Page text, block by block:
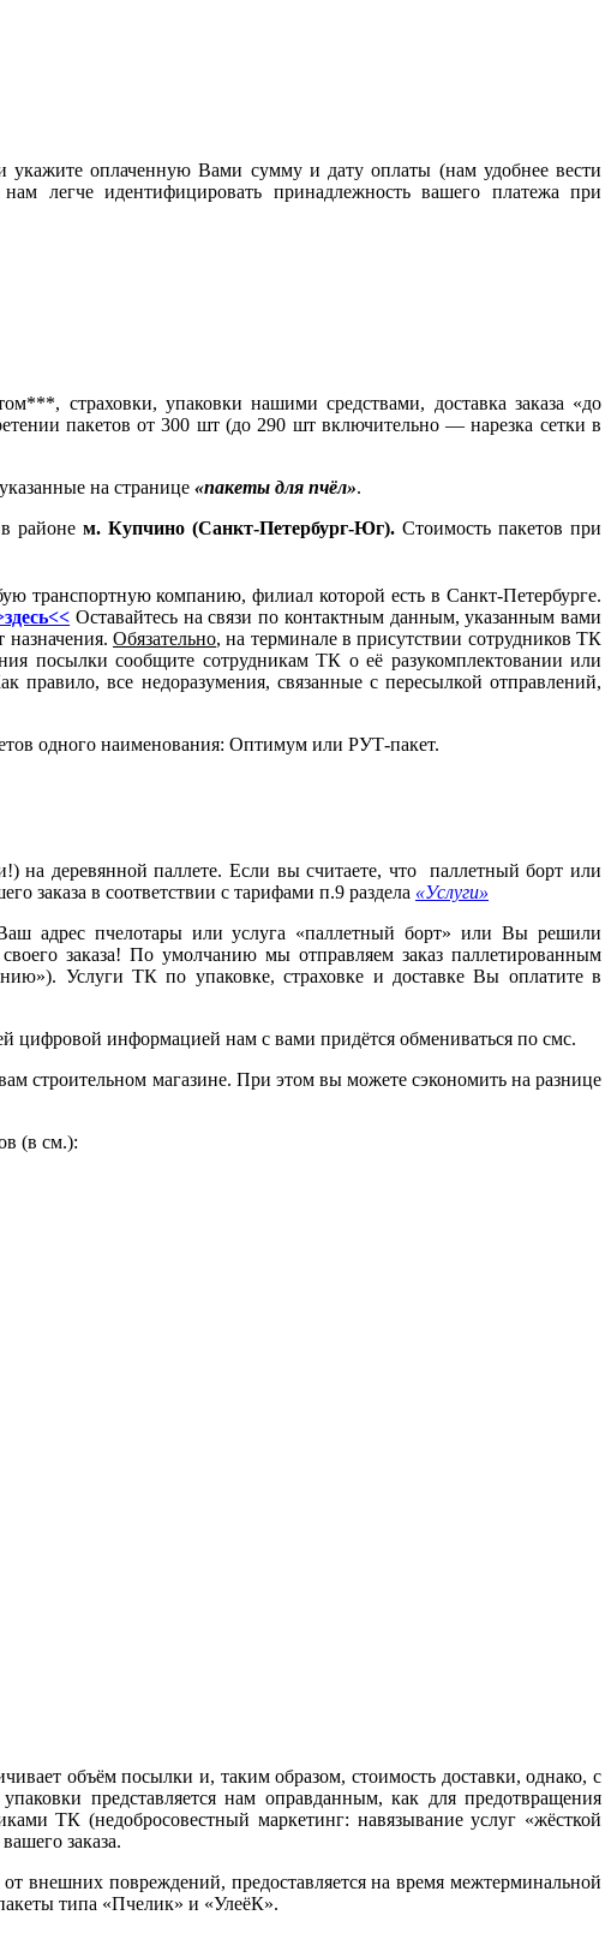
укажите оплаченную Вами сумму и дату оплаты (нам удобнее вести
легче идентифицировать принадлежность вашего платежа при
страховки, упаковки нашими средствами, доставка заказа «до
пакетов от 300 шт (до 290 шт включительно — нарезка сетки в
на странице «пакеты для пчёл».
районе м. Купчино (Санкт-Петербург-Юг). Стоимость пакетов при
транспортную компанию, филиал которой есть в Санкт-Петербурге.
Оставайтесь на связи по контактным данным, указанным вами
назначения. Обязательно, на терминале в присутствии сотрудников ТК
посылки сообщите сотрудникам ТК о её разукомплектовании или
правило, все недоразумения, связанные с пересылкой отправлений,
одного наименования: Оптимум или РУТ-пакет.
на деревянной паллете. Если вы считаете, что паллетный борт или
заказа в соответствии с тарифами п.9 раздела «Услуги»
адрес пчелотары или услуга «паллетный борт» или Вы решили
заказа! По умолчанию мы отправляем заказ паллетированным
Услуги ТК по упаковке, страховке и доставке Вы оплатите в
цифровой информацией нам с вами придётся обмениваться по смс.
строительном магазине. При этом вы можете сэкономить на разнице
(в см.):
объём посылки и, таким образом, стоимость доставки, однако, с
представляется нам оправданным, как для предотвращения
ТК (недобросовестный маркетинг: навязывание услуг «жёсткой
заказа.
внешних повреждений, предоставляется на время межтерминальной
типа «Пчелик» и «УлеёК».